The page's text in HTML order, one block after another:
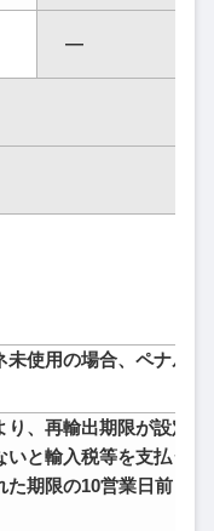
―
未使用の場合、ペナル
り、再輸出期限が設定
いと輸入税等を支払う
た期限の10営業日前ま